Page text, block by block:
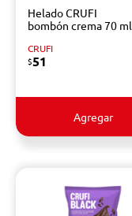
Helado CRUFI
bombón crema 70 ml
CRUFI
$51
Agregar